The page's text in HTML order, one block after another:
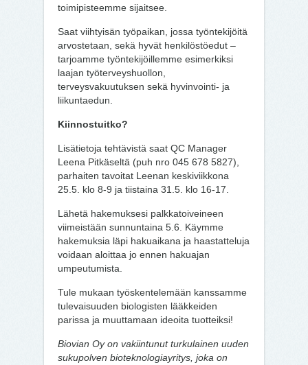
toimipisteemme sijaitsee.
Saat viihtyisän työpaikan, jossa työntekijöitä
arvostetaan, sekä hyvät henkilöstöedut –
tarjoamme työntekijöillemme esimerkiksi
laajan työterveyshuollon,
terveysvakuutuksen sekä hyvinvointi- ja
liikuntaedun.
Kiinnostuitko?
Lisätietoja tehtävistä saat QC Manager
Leena Pitkäseltä (puh nro 045 678 5827),
parhaiten tavoitat Leenan keskiviikkona
25.5. klo 8-9 ja tiistaina 31.5. klo 16-17.
Lähetä hakemuksesi palkkatoiveineen
viimeistään sunnuntaina 5.6. Käymme
hakemuksia läpi hakuaikana ja haastatteluja
voidaan aloittaa jo ennen hakuajan
umpeutumista.
Tule mukaan työskentelemään kanssamme
tulevaisuuden biologisten lääkkeiden
parissa ja muuttamaan ideoita tuotteiksi!
Biovian Oy on vakiintunut turkulainen uuden
sukupolven bioteknologiayritys, joka on